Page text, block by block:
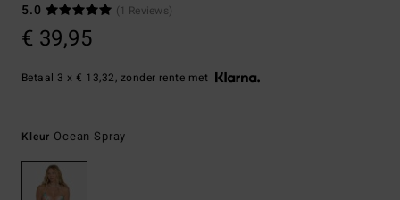
5.0
(1 Reviews)
€ 39,95
Betaal 3 x € 13,32, zonder rente met
Kleur Ocean Spray